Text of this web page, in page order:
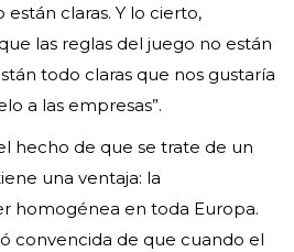
están claras. Y lo cierto,
las reglas del juego no están
todo claras que nos gustaría
a las empresas”.
hecho de que se trate de un
una ventaja: la
homogénea en toda Europa.
convencida de que cuando el